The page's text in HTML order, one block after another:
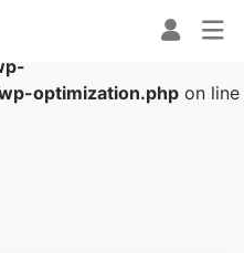
in
optimization.php on line